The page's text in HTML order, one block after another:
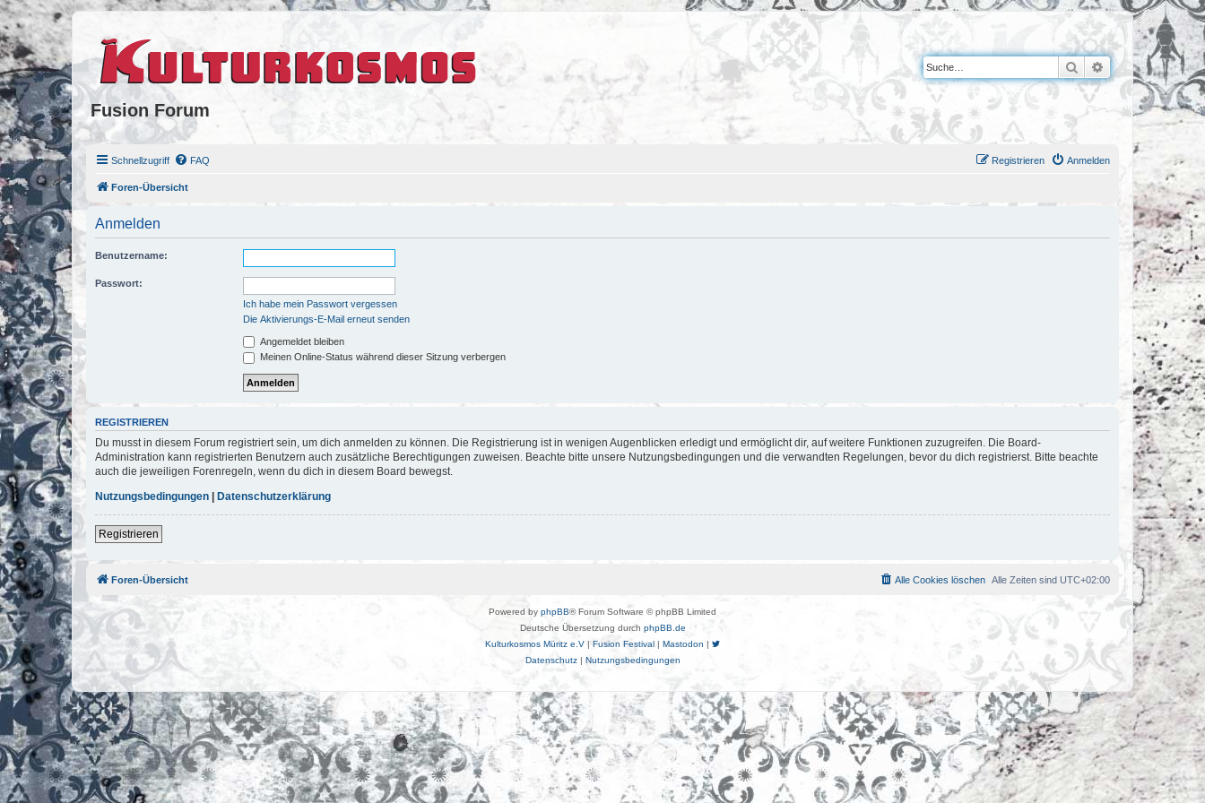
Fusion Forum
Suche Erweiterte Suche
Schnellzugriff FAQ Anmelden
Registrieren
Foren-Übersicht
Anmelden
Benutzername:
Passwort:
Ich habe mein Passwort vergessen
Die Aktivierungs-E-Mail erneut senden
Angemeldet bleiben
Meinen Online-Status während dieser Sitzung verbergen
REGISTRIEREN
Du musst in diesem Forum registriert sein, um dich anmelden zu können. Die Registrierung ist in wenigen Augenblicken erledigt und ermöglicht dir, auf weitere Funktionen zuzugreifen. Die Board-
Administration kann registrierten Benutzern auch zusätzliche Berechtigungen zuweisen. Beachte bitte unsere Nutzungsbedingungen und die verwandten Regelungen, bevor du dich registrierst. Bitte beachte
auch die jeweiligen Forenregeln, wenn du dich in diesem Board bewegst.
Nutzungsbedingungen
Datenschutzerklärung
Registrieren
Foren-Übersicht Alle Zeiten sind UTC+02:00
Alle Cookies löschen
Powered by phpBB® Forum Software © phpBB Limited
Deutsche Übersetzung durch phpBB.de
Kulturkosmos Müritz e.V | Fusion Festival | Mastodon |
Datenschutz| Nutzungsbedingungen